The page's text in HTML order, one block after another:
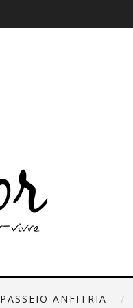
PASSEIO ANFITRIÃ